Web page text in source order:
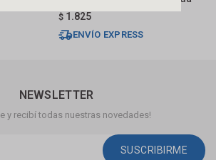
$ 1.825
ENVÍO EXPRESS
NEWSLETTER
y recibí todas nuestras novedades!
SUSCRIBIRME